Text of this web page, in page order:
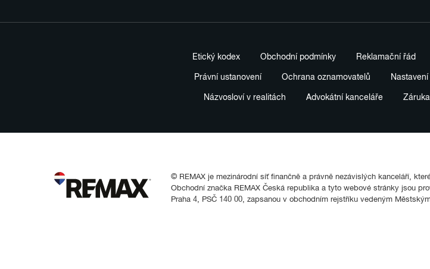
Etický kodex Obchodní podmínky Reklamační řád
Právní ustanovení Ochrana oznamovatelů
Názvosloví v realitách Advokátní kanceláře
© REMAX je mezinárodní síť finančně a právně nezávislých kanceláří,
Obchodní značka REMAX Česká republika a tyto webové stránky jsou
Praha 4, PSČ 140 00, zapsanou v obchodním rejstříku vedeným